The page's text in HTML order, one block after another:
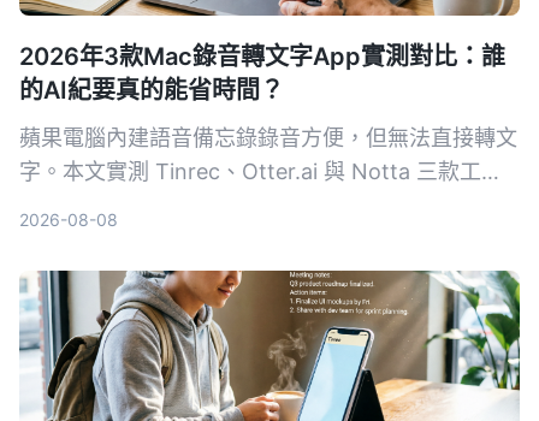
2026年3款Mac錄音轉文字App實測對比：誰
的AI紀要真的能省時間？
蘋果電腦內建語音備忘錄錄音方便，但無法直接轉文
字。本文實測 Tinrec、Otter.ai 與 Notta 三款工
2026-08-08